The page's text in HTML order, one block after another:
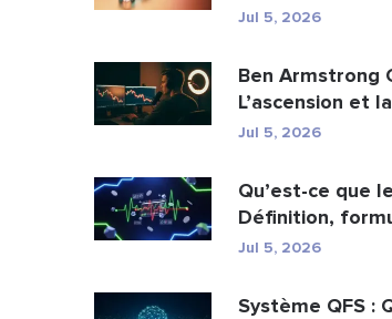
mises à jour de ...
Jul 5, 2026
Ben Armstrong
L’ascension et
BitBoy
Jul 5, 2026
Qu’est-ce que
Définition,
calcul
Jul 5, 2026
Système QFS :